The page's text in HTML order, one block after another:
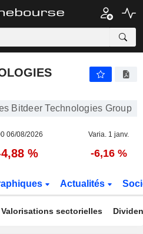
Bitdeer Technologies Group
06/08/2026 Varia. 1 janv.
% -6,16 %
Actualités
Valorisations sectorielles